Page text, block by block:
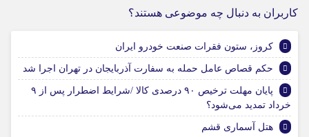
کاربران به دنبال چه موضوعی هستند؟
کروز، ستون فقرات صنعت خودرو ایران
حکم قصاص عامل حمله به سفارت آذربایجان در تهران اجرا شد
پایان مهلت ترخیص ۹۰ درصدی کالا /شرایط اضطرار پس از ۹
خرداد تمدید می‌شود؟
هتل آسماری قشم